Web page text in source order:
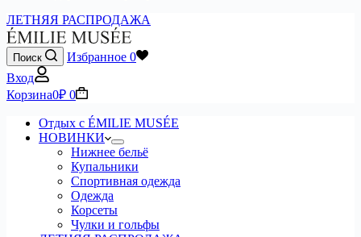
ЛЕТНЯЯ РАСПРОДАЖА
Поиск Избранное 0
Вход
Корзина0₽ 0
Отдых с ÉMILIE MUSÉE
НОВИНКИ
Нижнее бельё
Купальники
Спортивная одежда
Одежда
Корсеты
Чулки и гольфы